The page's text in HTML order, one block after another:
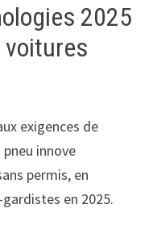
2025
voitures
exigences de
innove
permis, en
en 2025.